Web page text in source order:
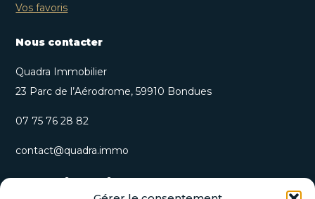
Vos favoris
Nous contacter
Quadra Immobilier
23 Parc de l’Aérodrome, 59910 Bondues
07 75 76 28 82
contact@quadra.immo
S’inscrire à notre newsletter